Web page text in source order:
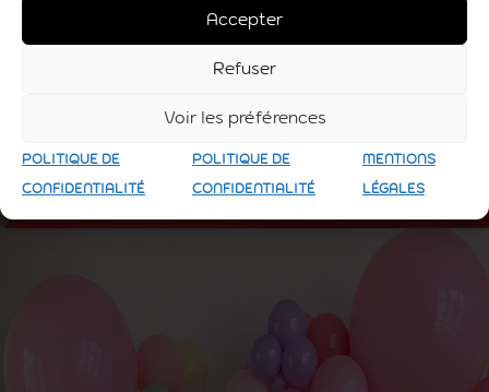
Accepter
Refuser
Voir les préférences
POLITIQUE DE
CONFIDENTIALITÉ
POLITIQUE DE
CONFIDENTIALITÉ
MENTIONS
LÉGALES